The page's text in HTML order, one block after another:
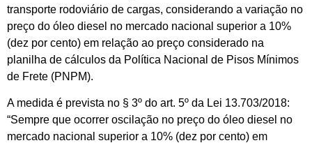
transporte rodoviário de cargas, considerando a variação no
preço do óleo diesel no mercado nacional superior a 10%
(dez por cento) em relação ao preço considerado na
planilha de cálculos da Política Nacional de Pisos Mínimos
de Frete (PNPM).
A medida é prevista no § 3º do art. 5º da Lei 13.703/2018:
“Sempre que ocorrer oscilação no preço do óleo diesel no
mercado nacional superior a 10% (dez por cento) em